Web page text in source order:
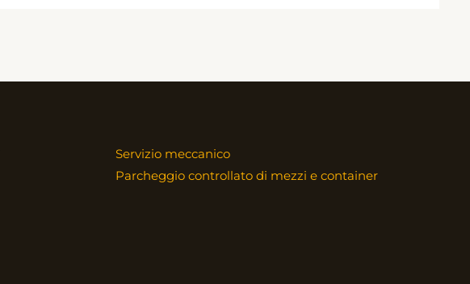
Servizio meccanico
Parcheggio controllato di mezzi e container